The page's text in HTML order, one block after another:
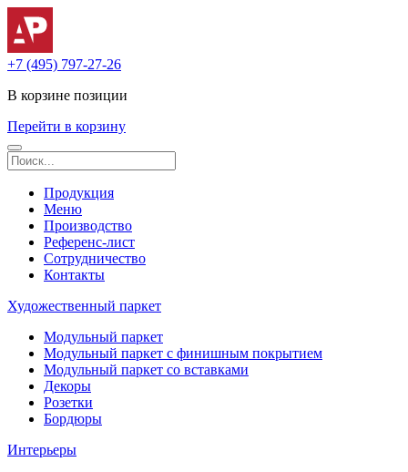
+7 (495) 797-27-26
В корзине позиции
Перейти в корзину
Продукция
Меню
Производство
Референс-лист
Сотрудничество
Контакты
Художественный паркет
Модульный паркет
Модульный паркет с финишным покрытием
Модульный паркет со вставками
Декоры
Розетки
Бордюры
Интерьеры